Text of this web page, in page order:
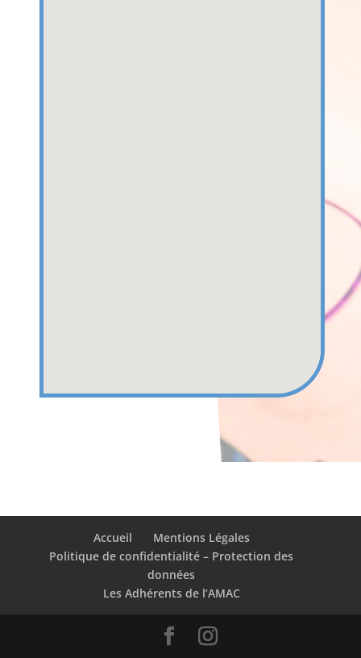
Accueil
Mentions Légales
Politique de confidentialité – Protection des
données
Les Adhérents de l’AMAC